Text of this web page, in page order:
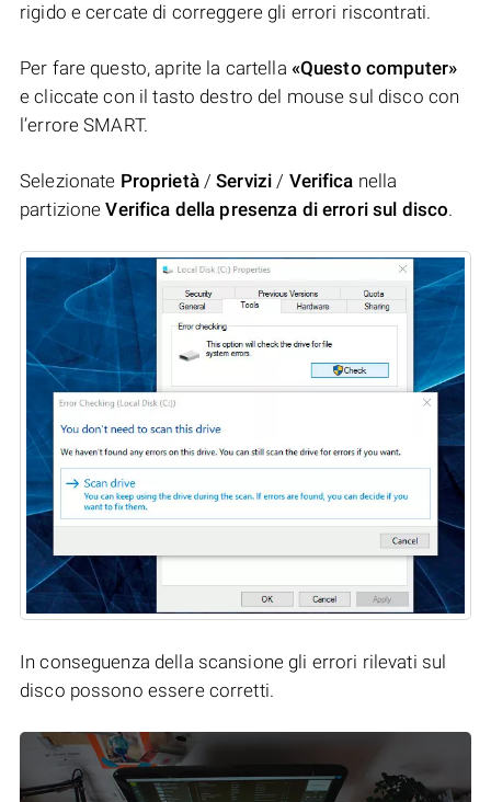
rigido e cercate di correggere gli errori riscontrati.
Per fare questo, aprite la cartella «Questo computer»
e cliccate con il tasto destro del mouse sul disco con
l’errore SMART.
Selezionate Proprietà/Servizi / Verifica nella
partizioneVerifica della presenza di errori sul disco.
In conseguenza della scansione gli errori rilevati sul
disco possono essere corretti.